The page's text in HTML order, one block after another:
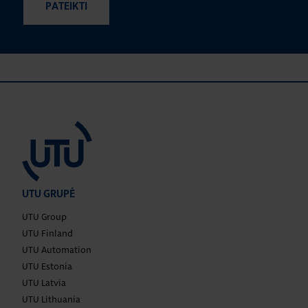
UTU GRUPĖ
UTU Group
UTU Finland
UTU Automation
UTU Estonia
UTU Latvia
UTU Lithuania